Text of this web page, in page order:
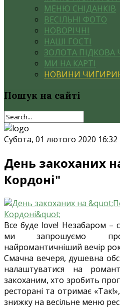
МЕНЮ СНІДАНКІВ
ВЕСІЛЬНІ ФОТО
НОВОРІЧНІ
НАШІ ГОСТІ
ЗОЛОТА
МИ НА КАРТІ
НОВИНИ
Пошук на сайті
Субота, 01 лютого 2020 16:32
День закоханих
Кордоні"
Все буде love! Незабаром –
ми запрошуємо
найромантичніший вечір
Смачна вечеря, душевна
налаштуватися на
закоханим, хто зробить
ресторані та отримає
знижку на весільне меню